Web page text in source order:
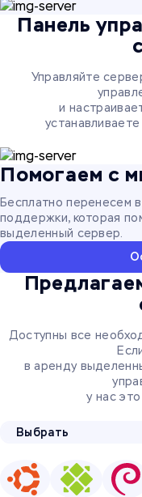
Панель
Управляйте
и
Помогаем с
Бесплатно перенесем
поддержки, которая
выделенный сервер.
Доступны все
в аренду
у нас
Выбрать